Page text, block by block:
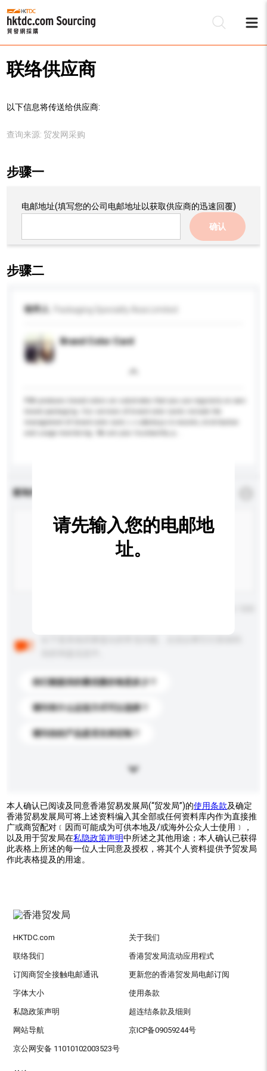
联络供应商
以下信息将传送给供应商:
查询来源: 贸发网采购
步骤一
电邮地址(填写您的公司电邮地址以获取供应商的迅速回覆)
确认
步骤二
收件人
Brand Color Card
management of brand color card, L x a&nbsp;x b records, distribution
and usage monitoring. We are your trustworthy p...
查询内容
你们能提供的最优惠价格是多少？
请问有什么运送方式可以选择？
请问你的产品是否支持定制？
请先输入您的电邮地
址。
本人确认已阅读及同意香港贸易发展局(“贸发局”)的使用条款及确定
香港贸易发展局可将上述资料编入其全部或任何资料库内作为直接推
广或商贸配对﹝因而可能成为可供本地及/或海外公众人士使用﹞，
以及用于贸发局在私隐政策声明中所述之其他用途；本人确认已获得
此表格上所述的每一位人士同意及授权，将其个人资料提供予贸发局
作此表格提及的用途。
HKTDC.com 关于我们
联络我们 香港贸发局流动应用程式
订阅商贸全接触电邮通讯 更新您的香港贸发局电邮订阅
字体大小 使用条款
私隐政策声明 超连结条款及细则
网站导航 京ICP备09059244号
京公网安备 11010102003523号